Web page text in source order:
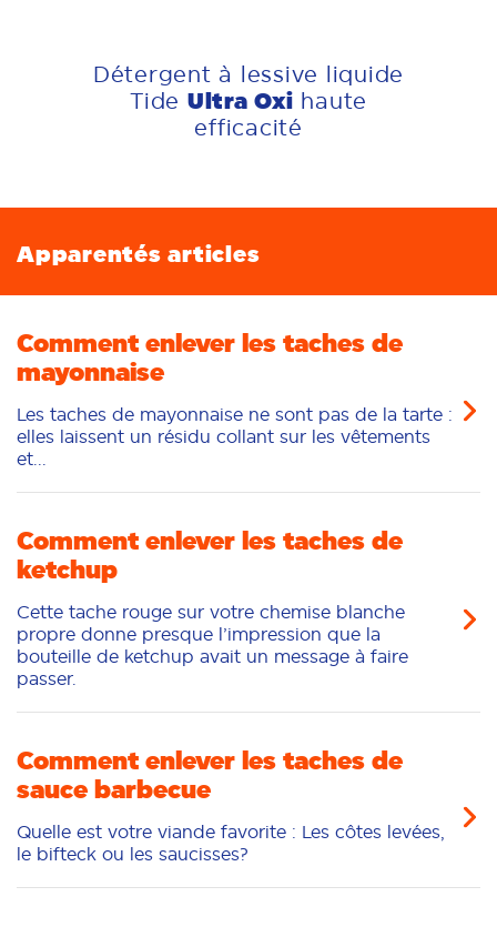
Détergent à lessive liquide
Tide Ultra Oxi haute
efficacité
Apparentés articles
Comment enlever les taches de
mayonnaise
Les taches de mayonnaise ne sont pas de la tarte :
elles laissent un résidu collant sur les vêtements
et...
Comment enlever les taches de
ketchup
Cette tache rouge sur votre chemise blanche
propre donne presque l’impression que la
bouteille de ketchup avait un message à faire
passer.
Comment enlever les taches de
sauce barbecue
Quelle est votre viande favorite : Les côtes levées,
le bifteck ou les saucisses?